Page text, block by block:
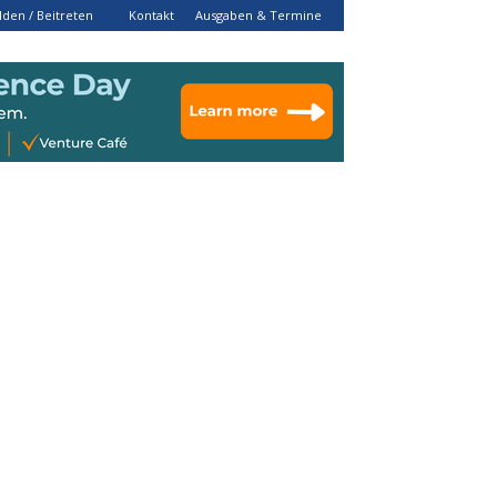
/ Beitreten Kontakt Ausgaben & Termine